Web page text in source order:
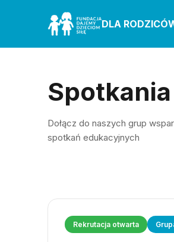
DLA
Dołącz do naszych grup
spotkań edukacyjnych
Rekrutacja otwarta